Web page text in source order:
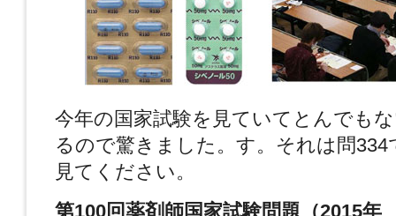
今年の国家試験を見ていてとんでも
るので驚きました。す。それは問
見てください。
第100回薬剤師国家試験問題（2015年